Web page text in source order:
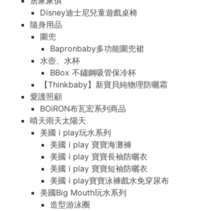
Disney迪士尼兒童遊戲桌椅
隨身用品
圍兜
Bapronbaby多功能圍兜裙
水壺、水杯
BBox 不鏽鋼吸管保冷杯
【Thinkbaby】新寶貝純物理防曬霜
愛護照顧
BOiRON布瓦宏系列商品
晴天雨天太陽天
美國 i play玩水系列
美國 i play 寶寶海灘褲
美國 i play 寶寶長袖防曬衣
美國 i play 寶寶短袖防曬衣
美國 i play寶寶泳褲戲水免穿尿布
美國Big Mouth玩水系列
造型游泳圈